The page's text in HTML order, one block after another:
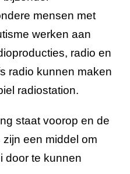
mensen met
werken aan
radio en
radio kunnen maken
radiostation.
staat voorop en de
een middel om
door te kunnen